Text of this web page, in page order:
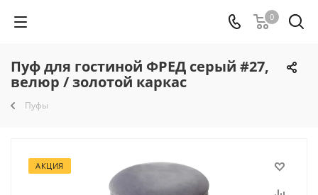
0
Пуф для гостиной ФРЕД серый #27,
велюр / золотой каркас
Пуфы
АКЦИЯ